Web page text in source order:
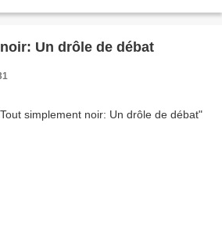
Un drôle de débat